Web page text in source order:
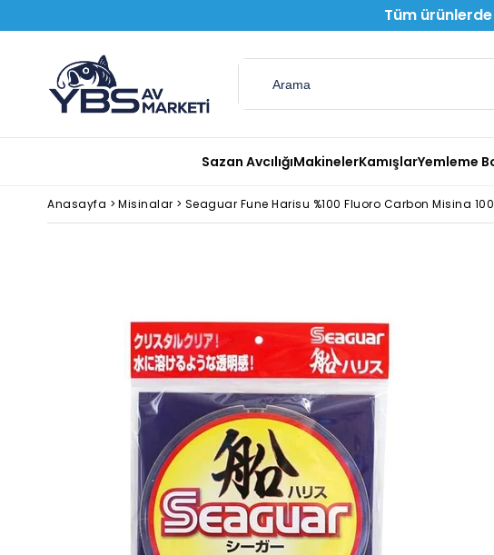
Tüm
Sazan AvcılığıMakinelerKamışlarYemleme
Anasayfa > Misinalar > Seaguar Fune Harisu %100 Fluoro Carbon Misina